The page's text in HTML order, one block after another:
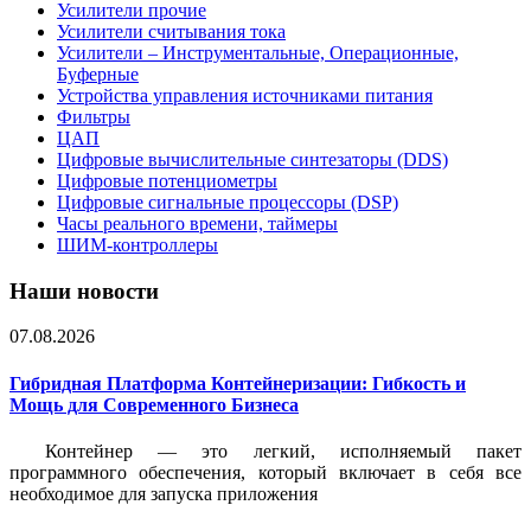
Усилители прочие
Усилители считывания тока
Усилители – Инструментальные, Операционные,
Буферные
Устройства управления источниками питания
Фильтры
ЦАП
Цифровые вычислительные синтезаторы (DDS)
Цифровые потенциометры
Цифровые сигнальные процессоры (DSP)
Часы реального времени, таймеры
ШИМ-контроллеры
Наши новости
07.08.2026
Гибридная Платформа Контейнеризации: Гибкость и
Мощь для Современного Бизнеса
Контейнер — это легкий, исполняемый пакет
программного обеспечения, который включает в себя все
необходимое для запуска приложения